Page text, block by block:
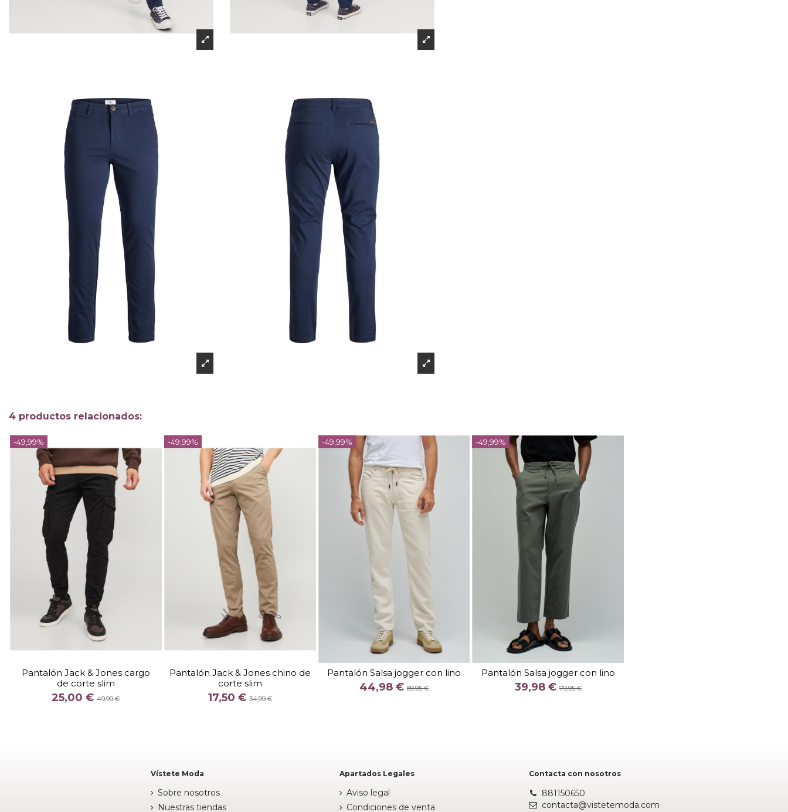
4 productos relacionados:
-49,99%
Pantalón Jack & Jones cargo
de corte slim
25,00 €49,99 €
TALLA
COLOR
NEGROMARRON
-49,99%
Pantalón Jack & Jones chino de
corte slim
17,50 €34,99 €
3232
3332 3432
3632
COLOR
BEIGE
-49,99%
Pantalón Salsa jogger con lino
44,98 € 89,95 €
TALLA
2832
2932 3132
3232
COLOR
-49,99%
Pantalón Salsa jogger con lino
39,98 €79,95 €
TALLA
COLOR
Vístete Moda
Sobre nosotros
Nuestras tiendas
Apartados Legales
Aviso legal
Condiciones de venta
Contacta con nosotros
881150650
contacta@vistetemoda.com